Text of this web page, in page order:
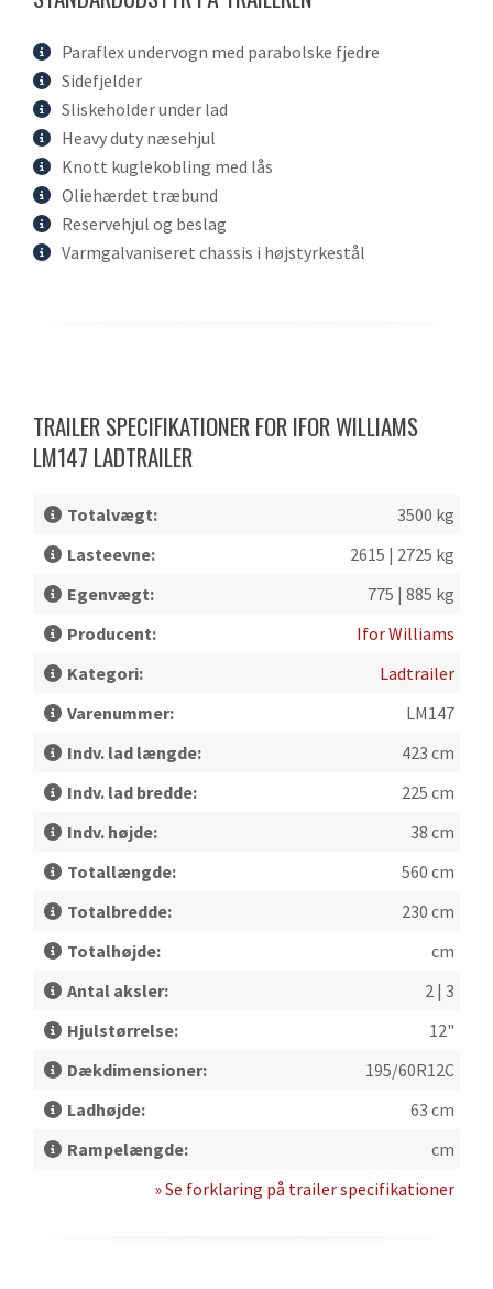
Paraflex undervogn med parabolske fjedre
Sidefjelder
Sliskeholder under lad
Heavy duty næsehjul
Knott kuglekobling med lås
Oliehærdet træbund
Reservehjul og beslag
Varmgalvaniseret chassis i højstyrkestål
TRAILER SPECIFIKATIONER FOR IFOR WILLIAMS
LM147 LADTRAILER
Totalvægt:
3500 kg
Lasteevne:
2615 | 2725 kg
Egenvægt:
775 | 885 kg
Producent:
Ifor Williams
Kategori:
Ladtrailer
Varenummer:
LM147
Indv. lad længde:
423 cm
Indv. lad bredde:
225 cm
Indv. højde:
38 cm
Totallængde:
560 cm
Totalbredde:
230 cm
Totalhøjde:
cm
Antal aksler:
2 | 3
Hjulstørrelse:
12"
Dækdimensioner:
195/60R12C
Ladhøjde:
63 cm
Rampelængde:
cm
» Se forklaring på trailer specifikationer